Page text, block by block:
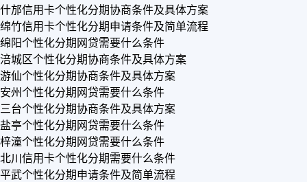
什邡信用卡个性化分期协商条件及具体方案
绵竹信用卡个性化分期申请条件及简单流程
绵阳个性化分期网贷需要什么条件
涪城区个性化分期协商条件及具体方案
游仙个性化分期协商条件及具体方案
安州个性化分期网贷需要什么条件
三台个性化分期协商条件及具体方案
盐亭个性化分期网贷需要什么条件
梓潼个性化分期网贷需要什么条件
北川信用卡个性化分期需要什么条件
平武个性化分期申请条件及简单流程